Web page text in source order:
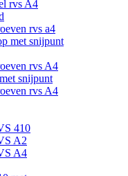
rvs A4
rvs a4
met snijpunt
rvs A4
snijpunt
rvs A4
410
A2
A4